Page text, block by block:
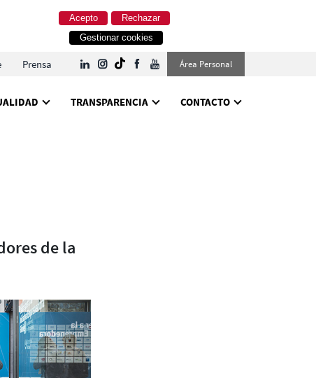
Rechazar
Acepto
Gestionar cookies
Prensa Área Personal
TRANSPARENCIA CONTACTO
de la